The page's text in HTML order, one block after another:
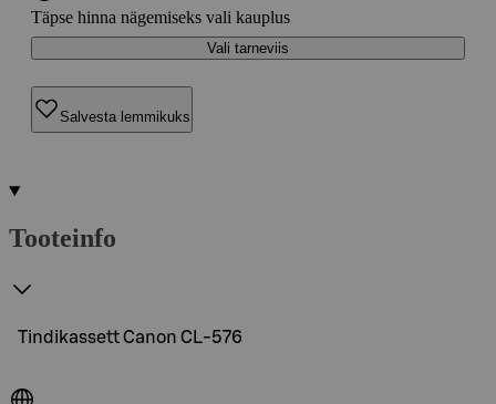
Täpse hinna nägemiseks vali kauplus
Vali tarneviis
Salvesta lemmikuks
Tooteinfo
Tindikassett Canon CL-576